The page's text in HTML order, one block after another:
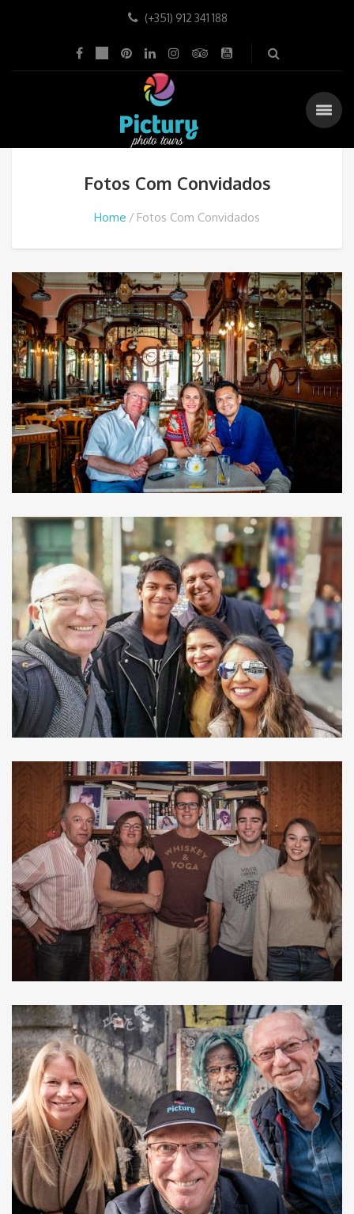
(+351) 912 341 188
Fotos Com Convidados
Home Fotos Com Convidados